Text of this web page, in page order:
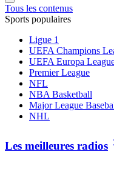
Tous les contenus
Sports populaires
Ligue 1
UEFA Champions
UEFA Europa
Premier League
NFL
NBA Basketball
Major League
NHL
Les meilleures radios